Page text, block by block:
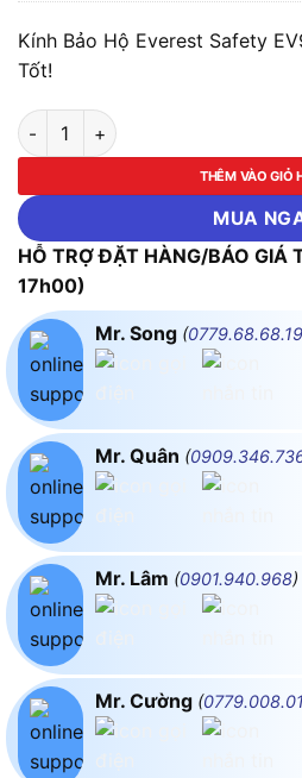
Kính Bảo Hộ Everest Safety
Tốt!
Kính Bảo Hộ Everest Safety
THÊM VÀO GIỎ
MUA
HỖ TRỢ ĐẶT HÀNG/BÁO
17h00)
Mr. Song (0779.68.68.19
Mr. Quân (
Mr. Lâm (0901.940.968)
Mr. Cường (